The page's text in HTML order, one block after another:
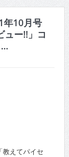
年10月号
ュー!!」コ
教えてパイセ